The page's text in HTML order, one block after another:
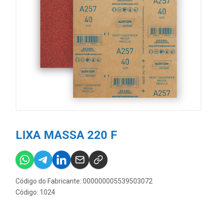
LIXA MASSA 220 F
Código do Fabricante: 000000005539503072
Código: 1024